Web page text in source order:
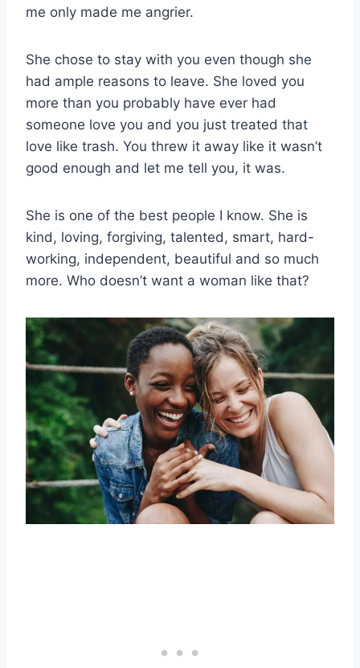
me only made me angrier.
She chose to stay with you even though she
had ample reasons to leave. She loved you
more than you probably have ever had
someone love you and you just treated that
love like trash. You threw it away like it wasn’t
good enough and let me tell you, it was.
She is one of the best people I know. She is
kind, loving, forgiving, talented, smart, hard-
working, independent, beautiful and so much
more. Who doesn’t want a woman like that?